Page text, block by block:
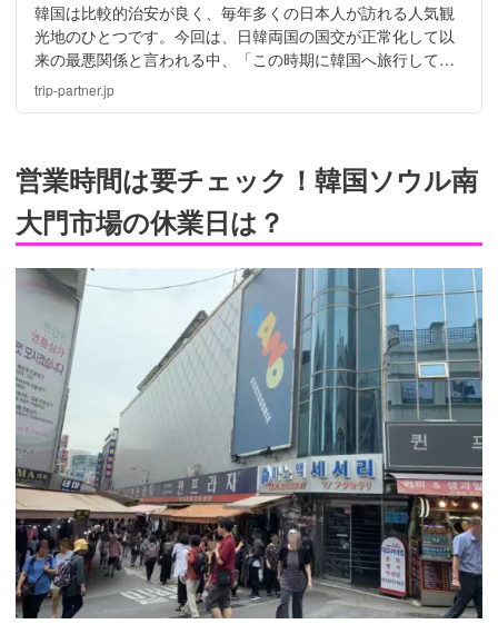
韓国は比較的治安が良く、毎年多くの日本人が訪れる人気観
光地のひとつです。今回は、日韓両国の国交が正常化して以
来の最悪関係と言われる中、「この時期に韓国へ旅行しても
大丈夫なの？」という質問や、現在の韓国の治安状況につい
ての疑問についてお答えしましょう。
trip-partner.jp
営業時間は要チェック！韓国ソウル南
大門市場の休業日は？